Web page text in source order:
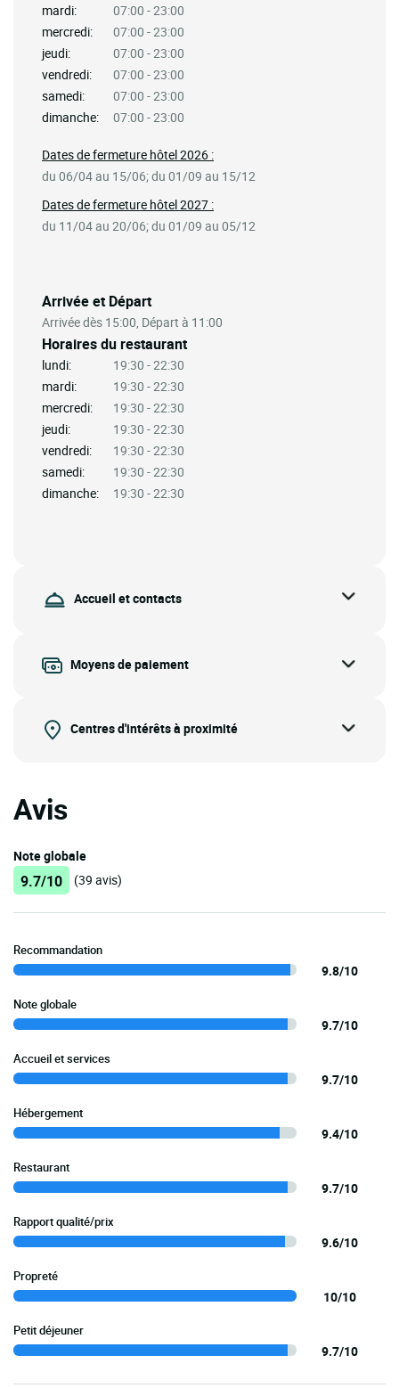
mardi:
07:00 - 23:00
mercredi:
07:00 - 23:00
jeudi:
07:00 - 23:00
vendredi:
07:00 - 23:00
samedi:
07:00 - 23:00
dimanche:
07:00 - 23:00
Arrivée et Départ
Arrivée dès 15:00, Départ à 11:00
Horaires du restaurant
lundi:
19:30 - 22:30
mardi:
19:30 - 22:30
mercredi:
19:30 - 22:30
jeudi:
19:30 - 22:30
vendredi:
19:30 - 22:30
samedi:
19:30 - 22:30
dimanche:
19:30 - 22:30
Dates de fermeture hôtel 2026 :
du 06/04 au 15/06; du 01/09 au 15/12
Dates de fermeture hôtel 2027 :
du 11/04 au 20/06; du 01/09 au 05/12
Accueil et contacts
Moyens de paiement
Centres d'intérêts à proximité
Avis
Note globale
9.7/10 (39 avis)
Recommandation
9.8/10
Note globale
9.7/10
Accueil et services
9.7/10
Hébergement
9.4/10
Restaurant
9.7/10
Rapport qualité/prix
9.6/10
Propreté
10/10
Petit déjeuner
9.7/10